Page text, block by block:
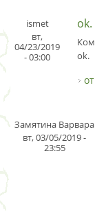
ismet
вт,
04/23/2019
- 03:00
ok.
ok.
Замятина Варвара
вт, 03/05/2019 -
23:55